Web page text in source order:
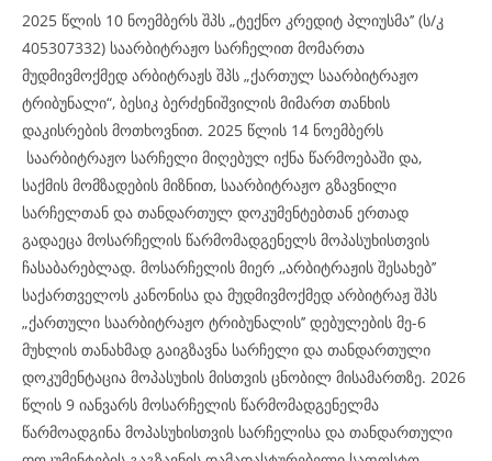
2025 წლის 10 ნოემბერს შპს „ტექნო კრედიტ პლიუსმა’’ (ს/კ
405307332) საარბიტრაჟო სარჩელით მომართა
მუდმივმოქმედ არბიტრაჟს შპს „ქართულ საარბიტრაჟო
ტრიბუნალი“, ბესიკ ბერძენიშვილის მიმართ თანხის
დაკისრების მოთხოვნით. 2025 წლის 14 ნოემბერს
საარბიტრაჟო სარჩელი მიღებულ იქნა წარმოებაში და,
საქმის მომზადების მიზნით, საარბიტრაჟო გზავნილი
სარჩელთან და თანდართულ დოკუმენტებთან ერთად
გადაეცა მოსარჩელის წარმომადგენელს მოპასუხისთვის
ჩასაბარებლად. მოსარჩელის მიერ ,,არბიტრაჟის შესახებ’’
საქართველოს კანონისა და მუდმივმოქმედ არბიტრაჟ შპს
„ქართული საარბიტრაჟო ტრიბუნალის’’ დებულების მე-6
მუხლის თანახმად გაიგზავნა სარჩელი და თანდართული
დოკუმენტაცია მოპასუხის მისთვის ცნობილ მისამართზე. 2026
წლის 9 იანვარს მოსარჩელის წარმომადგენელმა
წარმოადგინა მოპასუხისთვის სარჩელისა და თანდართული